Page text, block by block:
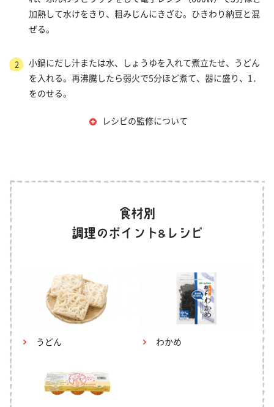
加熱して水けをきり、粗みじんにきざむ。ひきわり納豆と混
ぜる。
2
小鍋にだし汁または水、しょうゆを入れて煮立たせ、うどん
を入れる。再沸騰したら弱火で5分ほど煮て、器に盛り、1．
をのせる。
レシピの監修について
うどん わかめ